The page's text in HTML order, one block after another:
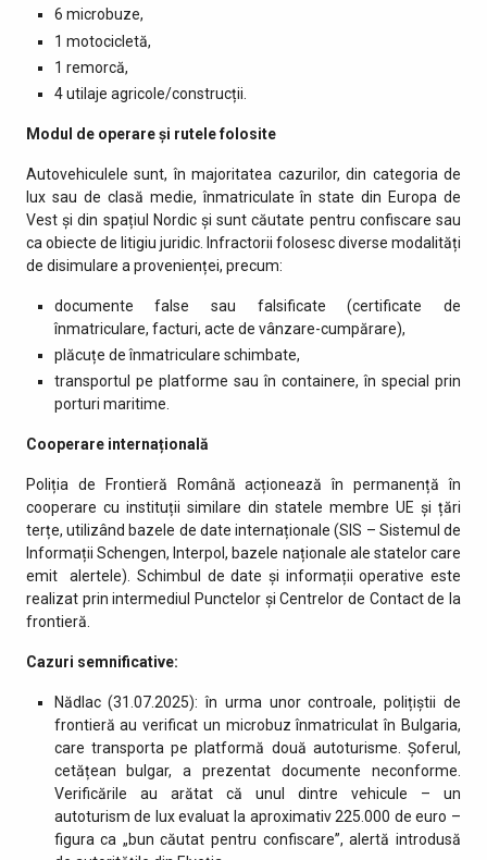
6 microbuze,
1 motocicletă,
1 remorcă,
4 utilaje agricole/construcții.
Modul de operare și rutele folosite
Autovehiculele sunt, în majoritatea cazurilor, din categoria de
lux sau de clasă medie, înmatriculate în state din Europa de
Vest și din spațiul Nordic și sunt căutate pentru confiscare sau
ca obiecte de litigiu juridic. Infractorii folosesc diverse modalități
de disimulare a provenienței, precum:
documente false sau falsificate (certificate de
înmatriculare, facturi, acte de vânzare-cumpărare),
plăcuțe de înmatriculare schimbate,
transportul pe platforme sau în containere, în special prin
porturi maritime.
Cooperare internațională
Poliția de Frontieră Română acționează în permanență în
cooperare cu instituții similare din statele membre UE și țări
terțe, utilizând bazele de date internaționale (SIS – Sistemul de
Informații Schengen, Interpol, bazele naționale ale statelor care
emit alertele). Schimbul de date și informații operative este
realizat prin intermediul Punctelor și Centrelor de Contact de la
frontieră.
Cazuri semnificative:
Nădlac (31.07.2025): în urma unor controale, polițiștii de
frontieră au verificat un microbuz înmatriculat în Bulgaria,
care transporta pe platformă două autoturisme. Șoferul,
cetățean bulgar, a prezentat documente neconforme.
Verificările au arătat că unul dintre vehicule – un
autoturism de lux evaluat la aproximativ 225.000 de euro –
figura ca „bun căutat pentru confiscare”, alertă introdusă